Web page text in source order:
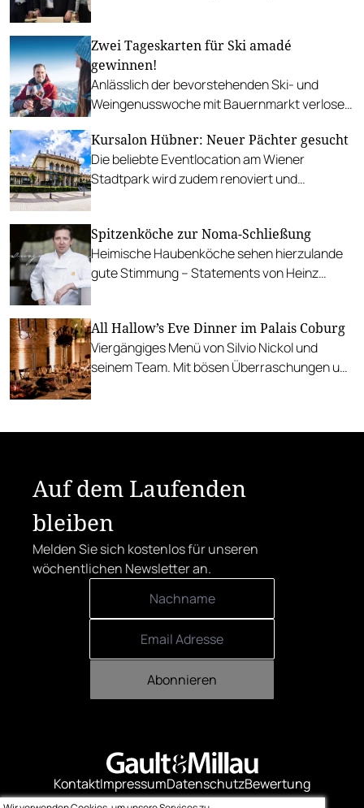
Aufbruchsstimmung.
Zwei Tageskarten für Ski amadé
gewinnen!
Anlässlich der bevorstehenden Ski- und
Weingenusswoche mit Bauernmarkt verlosen
Kursalon Hübner: Neuer Pächter gesucht
Die beliebte Eventlocation am Wiener
Stadtpark wird zudem renoviert und
Spitzenköche zur Noma-Schließung
Heimische Haubenköche sehen hierzulande
gute Stimmung – Statements von Heinz
All Hallow’s Eve Dinner im Palais Coburg
Viergängiges Menü von Silvio Nickol und
seinem Team. Mit bösen Überraschungen und
Auf dem Laufenden
bleiben
Melden Sie sich kostenlos für unseren
wöchentlichen Newsletter an.
Abonnieren
KontaktImpressumDatenschutzBewertung
Logo-Downloads